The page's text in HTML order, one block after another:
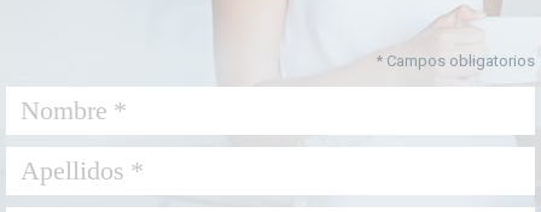
* Campos obligatorios